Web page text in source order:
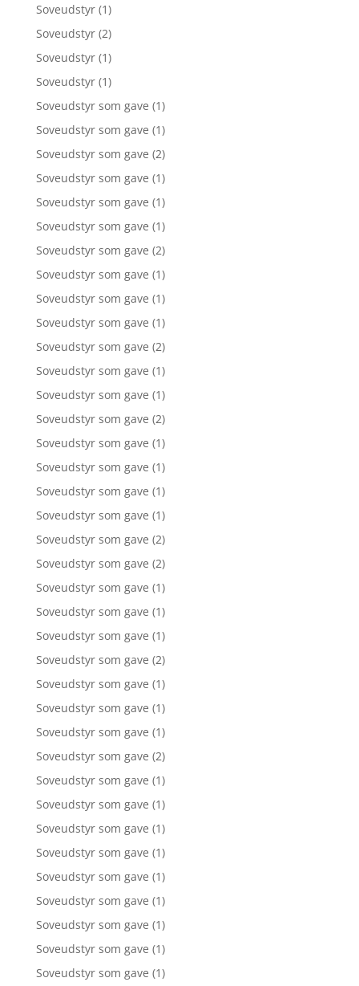
Soveudstyr (1)
Soveudstyr (2)
Soveudstyr (1)
Soveudstyr (1)
Soveudstyr som gave (1)
Soveudstyr som gave (1)
Soveudstyr som gave (2)
Soveudstyr som gave (1)
Soveudstyr som gave (1)
Soveudstyr som gave (1)
Soveudstyr som gave (2)
Soveudstyr som gave (1)
Soveudstyr som gave (1)
Soveudstyr som gave (1)
Soveudstyr som gave (2)
Soveudstyr som gave (1)
Soveudstyr som gave (1)
Soveudstyr som gave (2)
Soveudstyr som gave (1)
Soveudstyr som gave (1)
Soveudstyr som gave (1)
Soveudstyr som gave (1)
Soveudstyr som gave (2)
Soveudstyr som gave (2)
Soveudstyr som gave (1)
Soveudstyr som gave (1)
Soveudstyr som gave (1)
Soveudstyr som gave (2)
Soveudstyr som gave (1)
Soveudstyr som gave (1)
Soveudstyr som gave (1)
Soveudstyr som gave (2)
Soveudstyr som gave (1)
Soveudstyr som gave (1)
Soveudstyr som gave (1)
Soveudstyr som gave (1)
Soveudstyr som gave (1)
Soveudstyr som gave (1)
Soveudstyr som gave (1)
Soveudstyr som gave (1)
Soveudstyr som gave (1)